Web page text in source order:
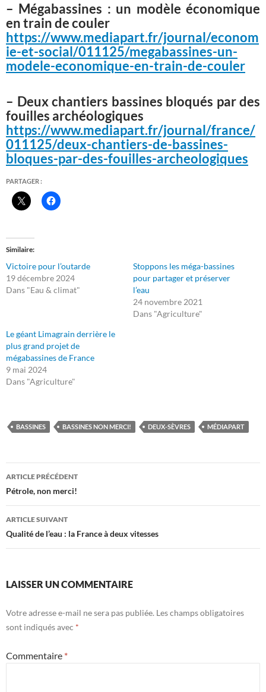
– Mégabassines : un modèle économique
en train de couler
https://www.mediapart.fr/journal/econom
ie-et-social/011125/megabassines-un-
modele-economique-en-train-de-couler
– Deux chantiers bassines bloqués par des
fouilles archéologiques
https://www.mediapart.fr/journal/france/
011125/deux-chantiers-de-bassines-
bloques-par-des-fouilles-archeologiques
PARTAGER :
Similaire
Victoire pour l’outarde
19 décembre 2024
Dans "Eau & climat"
Stoppons les méga-bassines
pour partager et préserver
l’eau
24 novembre 2021
Dans "Agriculture"
Le géant Limagrain derrière le
plus grand projet de
mégabassines de France
9 mai 2024
Dans "Agriculture"
BASSINES BASSINES NON MERCI! DEUX-SÈVRES MÉDIAPART
Navigation
des
articles
ARTICLE PRÉCÉDENT
Pétrole, non merci!
ARTICLE SUIVANT
Qualité de l’eau : la France à deux vitesses
LAISSER UN COMMENTAIRE
Votre adresse e-mail ne sera pas publiée. Les champs obligatoires
sont indiqués avec *
Commentaire *